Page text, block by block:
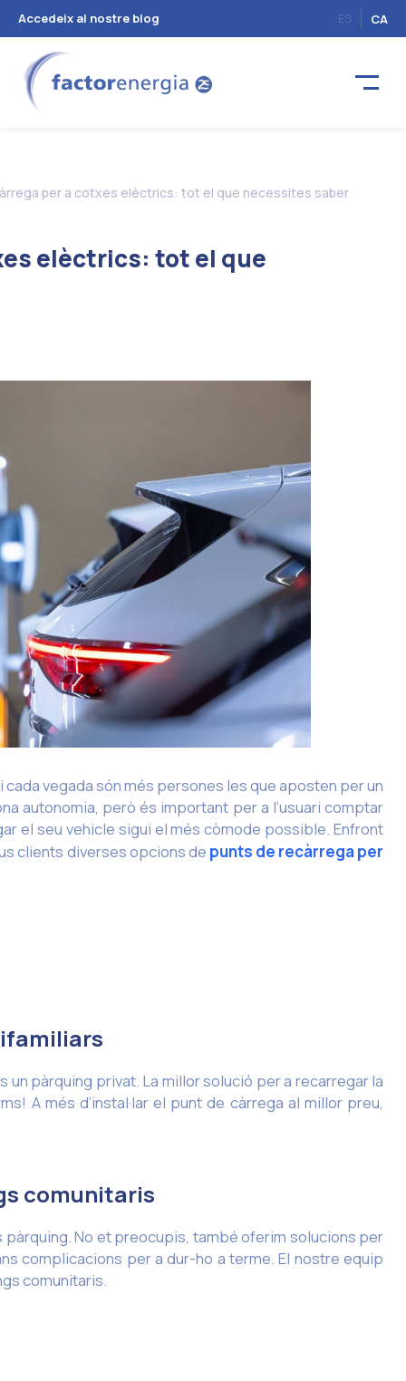
Accedeix al nostre blog ES CA
per a cotxes elèctrics: tot el que necessites saber
elèctrics: tot el que
vegada són més persones les que aposten per un
autonomia, però és important per a l’usuari comptar
el seu vehicle sigui el més còmode possible. Enfront
clients diverses opcions de punts de recàrrega per
un pàrquing privat. La millor solució per a recarregar la
A més d’instal·lar el punt de càrrega al millor preu,
comunitaris
No et preocupis, també oferim solucions per
complicacions per a dur-ho a terme. El nostre equip
comunitaris.